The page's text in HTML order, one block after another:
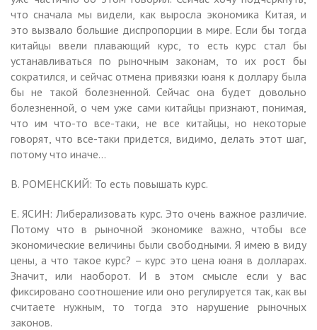
что сначала мы видели, как выросла экономика Китая, и
это вызвало большие диспропорции в мире. Если бы тогда
китайцы ввели плавающий курс, то есть курс стал бы
устанавливаться по рыночным законам, то их рост бы
сократился, и сейчас отмена привязки юаня к доллару была
бы не такой болезненной. Сейчас она будет довольно
болезненной, о чем уже сами китайцы признают, понимая,
что им что-то все-таки, не все китайцы, но некоторые
говорят, что все-таки придется, видимо, делать этот шаг,
потому что иначе…
В. РОМЕНСКИЙ: То есть повышать курс.
Е. ЯСИН: Либерализовать курс. Это очень важное различие.
Потому что в рыночной экономике важно, чтобы все
экономические величины были свободными. Я имею в виду
цены, а что такое курс? – курс это цена юаня в долларах.
Значит, или наоборот. И в этом смысле если у вас
фиксировано соотношение или оно регулируется так, как вы
считаете нужным, то тогда это нарушение рыночных
законов.